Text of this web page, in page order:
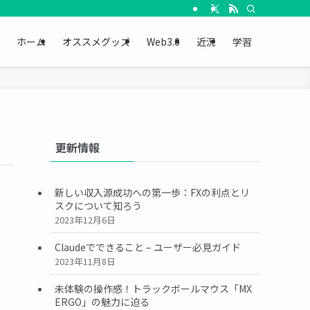
ホーム オススメグッズ Web3.0 近況 学習
更新情報
新しい収入源成功への第一歩：FXの利点とリ
スクについて知ろう
2023年12月6日
Claudeでできること – ユーザー必見ガイド
2023年11月8日
未体験の操作感！トラックボールマウス「MX
ERGO」の魅力に迫る